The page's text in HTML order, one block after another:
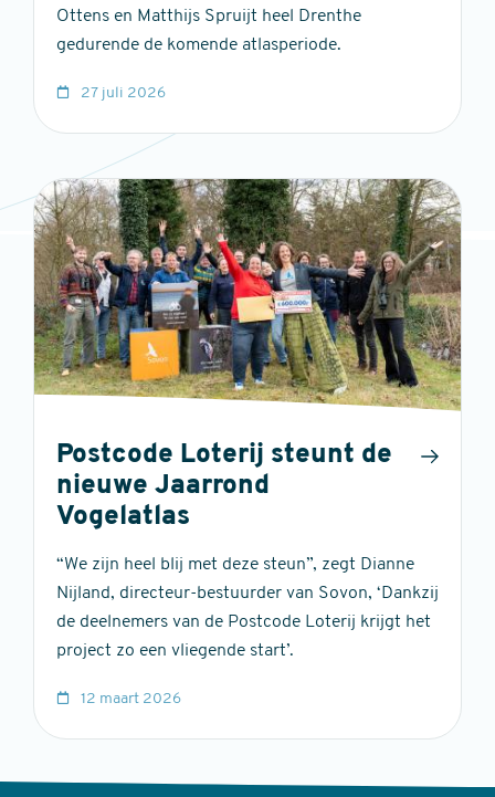
Ottens en Matthijs Spruijt heel Drenthe
gedurende de komende atlasperiode.
27 juli 2026
Postcode Loterij steunt de
nieuwe Jaarrond
Vogelatlas
“We zijn heel blij met deze steun”, zegt Dianne
Nijland, directeur-bestuurder van Sovon, ‘Dankzij
de deelnemers van de Postcode Loterij krijgt het
project zo een vliegende start’.
12 maart 2026